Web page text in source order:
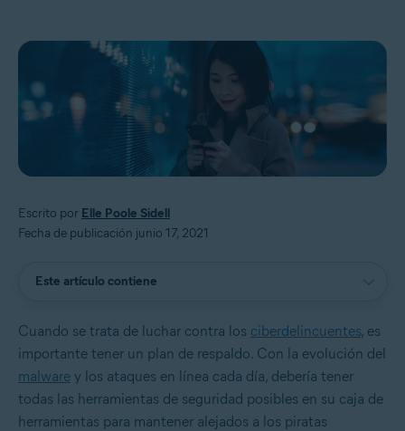
Escrito por Elle Poole Sidell
Fecha de publicación junio 17, 2021
Este artículo contiene
Cuando se trata de luchar contra los ciberdelincuentes, es
importante tener un plan de respaldo. Con la evolución del
malware y los ataques en línea cada día, debería tener
todas las herramientas de seguridad posibles en su caja de
herramientas para mantener alejados a los piratas